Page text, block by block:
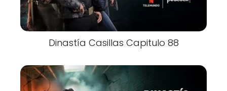
Dinastía Casillas Capitulo 88